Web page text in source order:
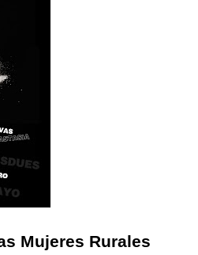
Mujeres Rurales